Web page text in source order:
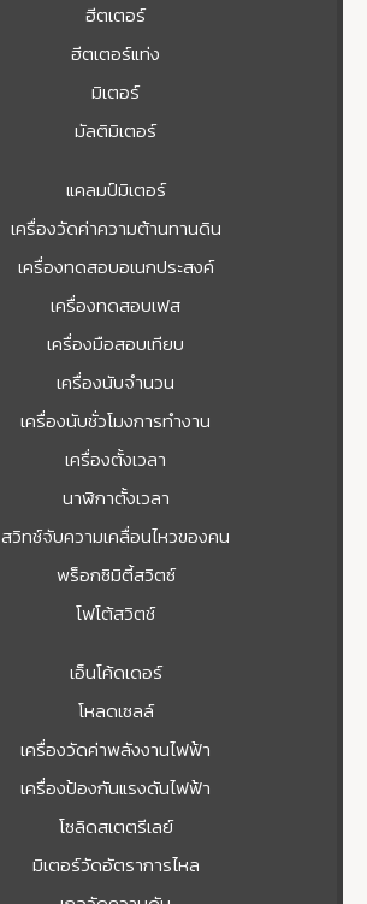
ฮีตเตอร์
ฮีตเตอร์แท่ง
มิเตอร์
มัลติมิเตอร์
แคลมป์มิเตอร์
เครื่องวัดค่าความต้านทานดิน
เครื่องทดสอบอเนกประสงค์
เครื่องทดสอบเฟส
เครื่องมือสอบเทียบ
เครื่องนับจำนวน
เครื่องนับชั่วโมงการทำงาน
เครื่องตั้งเวลา
นาฬิกาตั้งเวลา
สวิทช์จับความเคลื่อนไหวของคน
พร็อกซิมิตี้สวิตซ์
โฟโต้สวิตช์
เอ็นโค้ดเดอร์
โหลดเซลล์
เครื่องวัดค่าพลังงานไฟฟ้า
เครื่องป้องกันแรงดันไฟฟ้า
โซลิดสเตตรีเลย์
มิเตอร์วัดอัตราการไหล